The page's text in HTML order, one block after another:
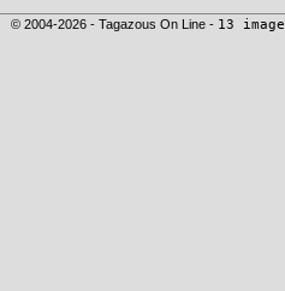
© 2004-2026 - Tagazous On Line - 13